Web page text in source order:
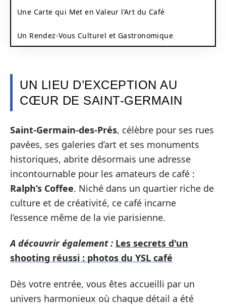
Une Carte qui Met en Valeur l’Art du Café
Un Rendez-Vous Culturel et Gastronomique
UN LIEU D’EXCEPTION AU
CŒUR DE SAINT-GERMAIN
Saint-Germain-des-Prés, célèbre pour ses rues
pavées, ses galeries d’art et ses monuments
historiques, abrite désormais une adresse
incontournable pour les amateurs de café :
Ralph’s Coffee. Niché dans un quartier riche de
culture et de créativité, ce café incarne
l’essence même de la vie parisienne.
A découvrir également : Les secrets d'un
shooting réussi : photos du YSL café
Dès votre entrée, vous êtes accueilli par un
univers harmonieux où chaque détail a été